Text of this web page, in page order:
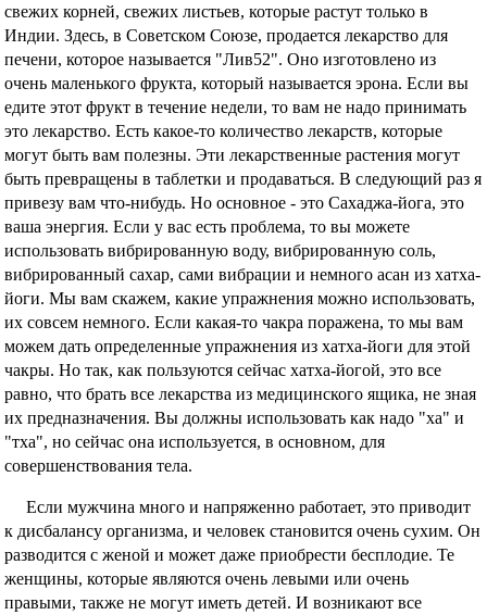
свежих корней, свежих листьев, которые растут только в
Индии. Здесь, в Советском Союзе, продается лекарство для
печени, которое называется "Лив52". Оно изготовлено из
очень маленького фрукта, который называется эрона. Если вы
едите этот фрукт в течение недели, то вам не надо принимать
это лекарство. Есть какое-то количество лекарств, которые
могут быть вам полезны. Эти лекарственные растения могут
быть превращены в таблетки и продаваться. В следующий раз я
привезу вам что-нибудь. Но основное - это Сахаджа-йога, это
ваша энергия. Если у вас есть проблема, то вы можете
использовать вибрированную воду, вибрированную соль,
вибрированный сахар, сами вибрации и немного асан из хатха-
йоги. Мы вам скажем, какие упражнения можно использовать,
их совсем немного. Если какая-то чакра поражена, то мы вам
можем дать определенные упражнения из хатха-йоги для этой
чакры. Но так, как пользуются сейчас хатха-йогой, это все
равно, что брать все лекарства из медицинского ящика, не зная
их предназначения. Вы должны использовать как надо "ха" и
"тха", но сейчас она используется, в основном, для
совершенствования тела.
Если мужчина много и напряженно работает, это приводит
к дисбалансу организма, и человек становится очень сухим. Он
разводится с женой и может даже приобрести бесплодие. Те
женщины, которые являются очень левыми или очень
правыми, также не могут иметь детей. И возникают все